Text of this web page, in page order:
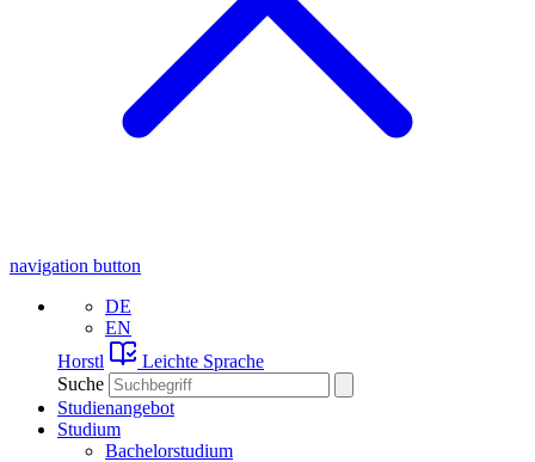
navigation button
DE
EN
Horstl
Leichte Sprache
Suche
Studienangebot
Studium
Bachelorstudium